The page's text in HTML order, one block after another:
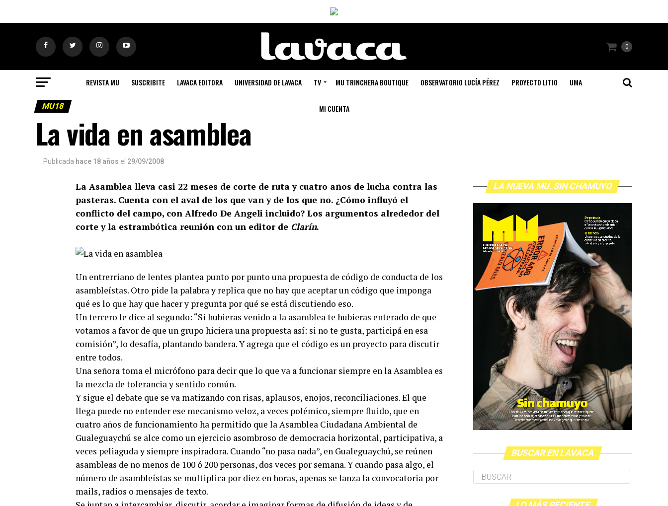
0
REVISTA MU SUSCRIBITE LAVACA EDITORA UNIVERSIDAD DE LAVACA TV MU TRINCHERA BOUTIQUE OBSERVATORIO LUCÍA PÉREZ PROYECTO LITIO UMA
MI CUENTA
MU18
La vida en asamblea
Publicada hace 18 años el 29/09/2008
La Asamblea lleva casi 22 meses de corte de ruta y cuatro años de lucha contra las
pasteras. Cuenta con el aval de los que van y de los que no. ¿Cómo influyó el
conflicto del campo, con Alfredo De Angeli incluido? Los argumentos alrededor del
corte y la estrambótica reunión con un editor de Clarín.
Un entrerriano de lentes plantea punto por punto una propuesta de código de conducta de los
asambleístas. Otro pide la palabra y replica que no hay que aceptar un código que imponga
qué es lo que hay que hacer y pregunta por qué se está discutiendo eso.
Un tercero le dice al segundo: “Si hubieras venido a la asamblea te hubieras enterado de que
votamos a favor de que un grupo hiciera una propuesta así: si no te gusta, participá en esa
comisión”, lo desafía, plantando bandera. Y agrega que el código es un proyecto para discutir
entre todos.
Una señora toma el micrófono para decir que lo que va a funcionar siempre en la Asamblea es
la mezcla de tolerancia y sentido común.
Y sigue el debate que se va matizando con risas, aplausos, enojos, reconciliaciones. El que
llega puede no entender ese mecanismo veloz, a veces polémico, siempre fluido, que en
cuatro años de funcionamiento ha permitido que la Asamblea Ciudadana Ambiental de
Gualeguaychú se alce como un ejercicio asombroso de democracia horizontal, participativa, a
veces peliaguda y siempre inspiradora. Cuando “no pasa nada”, en Gualeguaychú, se reúnen
asambleas de no menos de 100 ó 200 personas, dos veces por semana. Y cuando pasa algo, el
número de asambleístas se multiplica por diez en horas, apenas se lanza la convocatoria por
mails, radios o mensajes de texto.
LA NUEVA MU. SIN CHAMUYO
BUSCAR EN LAVACA